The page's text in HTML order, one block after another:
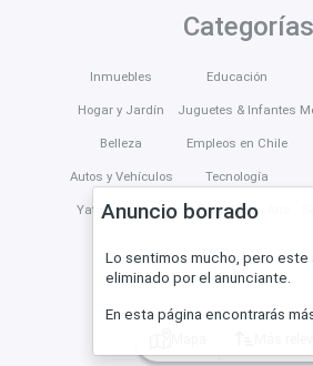
Anuncio borrado
Lo sentimos mucho, pero este
eliminado por el anunciante.
En esta página encontrarás
Categorías
Inmuebles
Hogar y Jardín
Belleza
Autos y Vehículos
Yates & Barcos
Educación
Juguetes & Infantes
Empleos en Chile
Tecnología
Música Moda Arte